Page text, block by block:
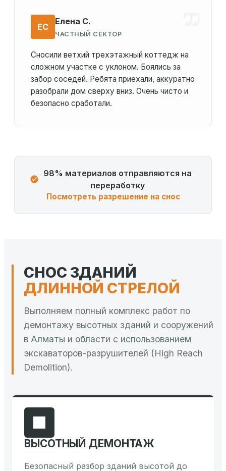
ЕС
Елена С.
ЧАСТНЫЙ СЕКТОР
Сносили ветхий трехэтажный коттедж на
сложном участке с уклоном. Боялись за
забор соседей. Ребята приехали, аккуратно
разобрали дом сверху вниз. Очень чисто и
безопасно сработали.
98% материалов отправляются на
переработку
Посмотреть разрешение на снос
СНОС ЗДАНИЙ
ДЛИННОЙ СТРЕЛОЙ
Выполняем полный комплекс работ по
демонтажу высотных зданий и сооружений
в Алматы и области с использованием
экскаваторов-разрушителей (High Reach
Demolition).
ВЫСОТНЫЙ ДЕМОНТАЖ
Безопасный разбор зданий высотой до